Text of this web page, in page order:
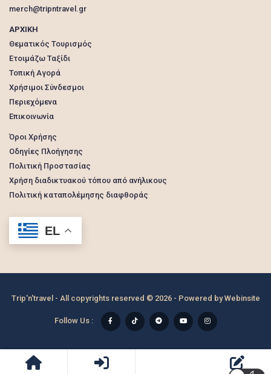
merch@tripntravel.gr
ΑΡΧΙΚΗ
Θεματικός Τουρισμός
Ετοιμάζω Ταξίδι
Τοπική Αγορά
Χρήσιμοι Σύνδεσμοι
Περιεχόμενα
Επικοινωνία
Όροι Χρήσης
Οδηγίες Πλοήγησης
Πολιτική Προστασίας
Χρήση διαδικτυακού τόπου από ανήλικους
Πολιτική καταπολέμησης διαφθοράς
EL
Trip'n'travel - All copyrights reserved © 2026 - Powered byWebinsite
Follow Us :